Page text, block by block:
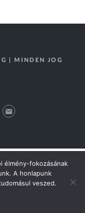
| MINDEN JOG
élmény-fokozásának
A honlapunk
veszed.